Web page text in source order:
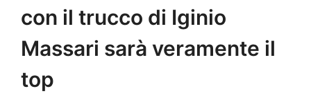
con il trucco di Iginio
Massari sarà veramente il
top